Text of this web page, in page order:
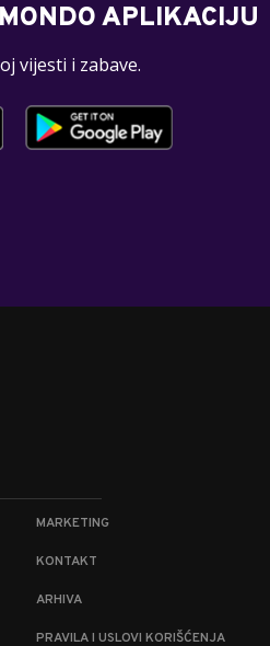
APLIKACIJU
vijesti i zabave.
MARKETING
KONTAKT
ARHIVA
PRAVILA I USLOVI KORIŠĆENJA